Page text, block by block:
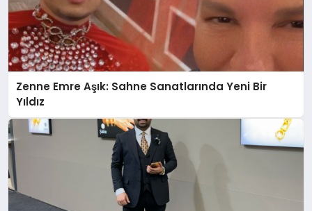
Zenne Emre Aşık: Sahne Sanatlarında Yeni Bir
Yıldız